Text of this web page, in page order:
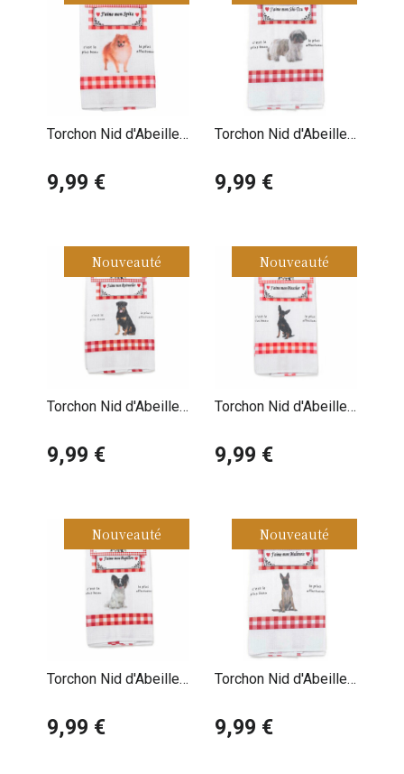
Torchon Nid d'Abeille
9,99 €
Torchon Nid d'Abeille
9,99 €
Nouveauté
Torchon Nid d'Abeille
9,99 €
Nouveauté
Torchon Nid d'Abeille
9,99 €
Nouveauté
Torchon Nid d'Abeille
9,99 €
Nouveauté
Torchon Nid d'Abeille
9,99 €